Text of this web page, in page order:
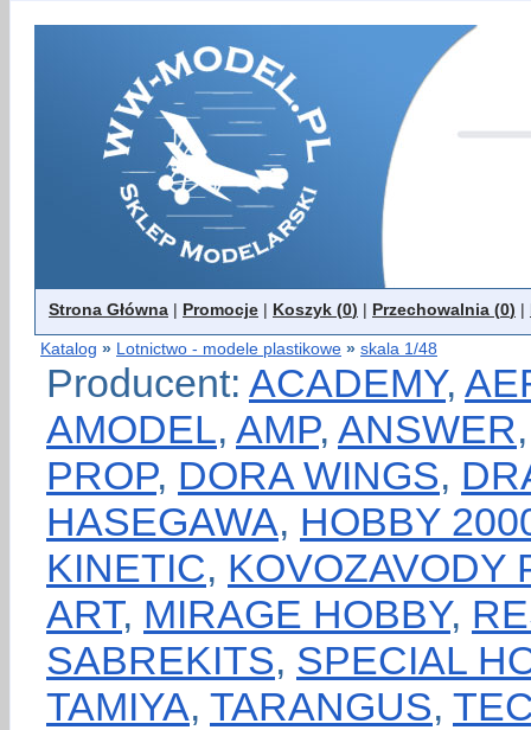
Strona Główna | Promocje | Koszyk (0) | Przechowalnia (0) |
Katalog » Lotnictwo - modele plastikowe » skala 1/48
Producent: ACADEMY,
AMODEL, AMP, ANSWER
PROP, DORA WINGS,
HASEGAWA, HOBBY
KINETIC, KOVOZAVODY
ART, MIRAGE HOBBY,
SABREKITS, SPECIAL
TAMIYA, TARANGUS,